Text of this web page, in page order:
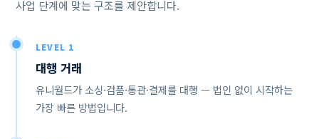
사업 단계에 맞는 구조를 제안합니다.
LEVEL 1
대행 거래
유니월드가 소싱·검품·통관·결제를 대행 — 법인 없이 시작하는
가장 빠른 방법입니다.